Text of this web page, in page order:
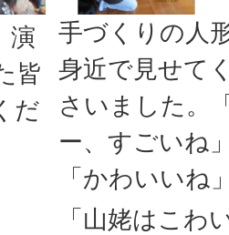
演
皆
だ
手づくりの人
身近で見せて
さいました。
ー、すごいね
「かわいいね
「山姥はこわ